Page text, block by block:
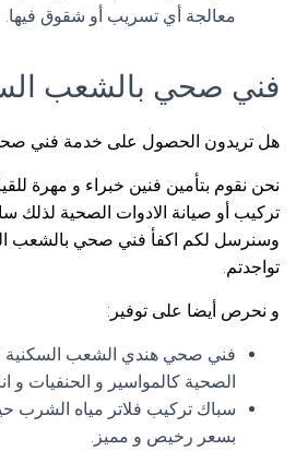
معالجة أي تسريب أو شقوق فيها.
فني صحي بالشعب
هل تريدون الحصول على خدمة فني
نحن نقوم بتأمين فنين خبراء و مهرة
تركيب أو صيانة الادوات الصحية لذلك
وسنرسل لكم اكفأ فني صحي بالشعب
تواجدتم.
و نحرص أيضا على توفير:
فني صحي هندي الشعب السكنية
الصحية كالمواسير و الحنفيات و
سباك تركيب فلاتر مياه الشرب
بسعر رخيص و مميز.